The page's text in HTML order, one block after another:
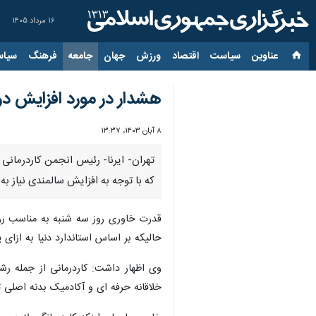
۱۶ مرداد ۱۴۰۵
عناوین‌ سیاست اقتصاد ورزش جهان جامعه فرهنگ
هشدار در مورد افزایش
۸ آبان ۱۴۰۳، ۱۳:۳۷